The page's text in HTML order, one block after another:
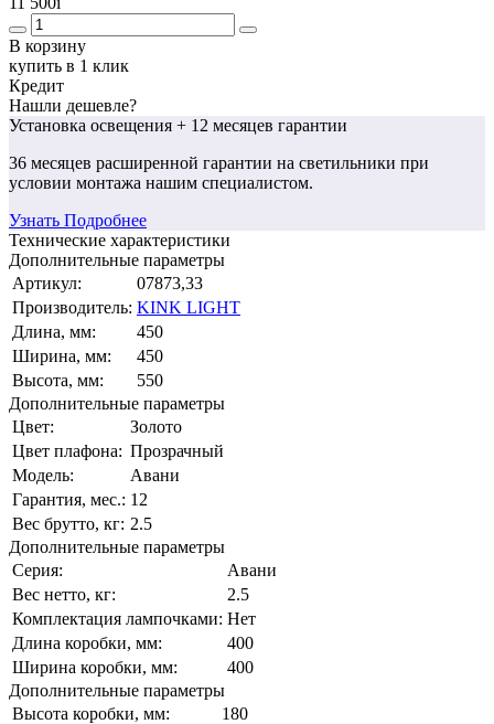
В корзину
купить в 1 клик
Кредит
Нашли дешевле?
Установка освещения + 12 месяцев гарантии
36 месяцев расширенной гарантии на светильники при
условии монтажа нашим специалистом.
Узнать Подробнее
Технические характеристики
Дополнительные параметры
Артикул:
07873,33
Производитель: KINK LIGHT
Длина, мм:
450
Ширина, мм:
450
Высота, мм:
550
Дополнительные параметры
Цвет:
Золото
Цвет плафона: Прозрачный
Модель:
Авани
Гарантия, мес.: 12
Вес брутто, кг: 2.5
Дополнительные параметры
Серия:
Авани
Вес нетто, кг:
2.5
Комплектация лампочками: Нет
Длина коробки, мм:
400
Ширина коробки, мм:
400
Дополнительные параметры
Высота коробки, мм:
180